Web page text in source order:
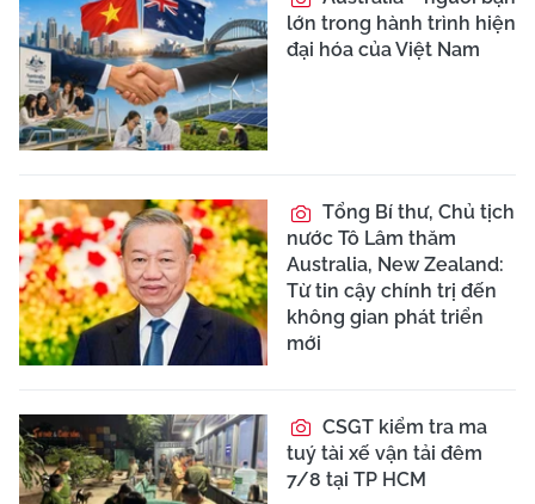
lớn trong hành trình hiện
đại hóa của Việt Nam
Tổng Bí thư, Chủ tịch
nước Tô Lâm thăm
Australia, New Zealand:
Từ tin cậy chính trị đến
không gian phát triển
mới
CSGT kiểm tra ma
tuý tài xế vận tải đêm
7/8 tại TP HCM